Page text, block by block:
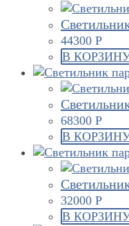
44300 Р
В
68300 Р
В
32000 Р
В